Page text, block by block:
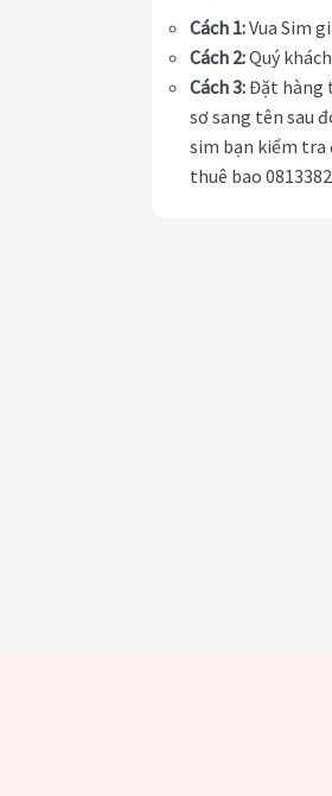
Cách 1:Vua Sim
Cách 2:Quý
Cách 3:Đặt hàng
sơ sang tên sau
sim bạn kiểm tra
thuê bao